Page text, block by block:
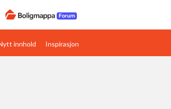
Boligens papirer
innhold Inspirasjon